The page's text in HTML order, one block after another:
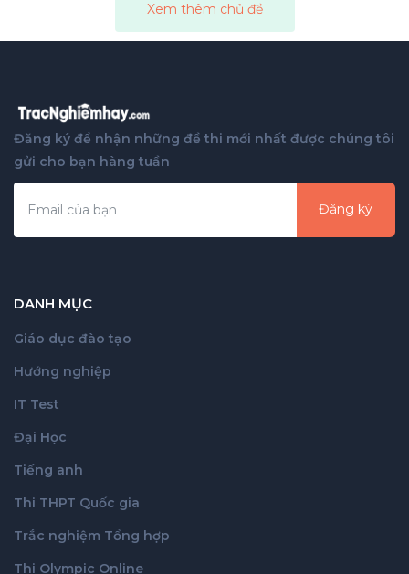
Xem thêm chủ đề
Đăng ký để nhận những đề thi mới nhất được chúng tôi
gửi cho bạn hàng tuần
Đăng ký
DANH MỤC
Giáo dục đào tạo
Hướng nghiệp
IT Test
Đại Học
Tiếng anh
Thi THPT Quốc gia
Trắc nghiệm Tổng hợp
Thi Olympic Online